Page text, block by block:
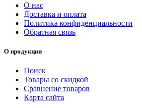
О нас
Доставка и оплата
Политика конфиденциальности
Обратная связь
О продукции
Поиск
Товары со скидкой
Сравнение товаров
Карта сайта